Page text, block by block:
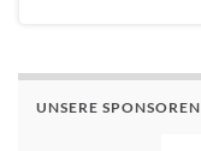
UNSERE SPONSOREN